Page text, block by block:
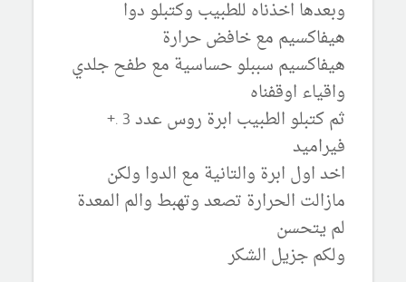
وبعدها اخذناه للطبيب وكتبلو دوا
هيفاكسيم مع خافض حرارة
هيفاكسيم سببلو حساسية مع طفح جلدي
واقياء اوقفناه
ثم كتبلو الطبيب ابرة روس عدد 3 .+
فيراميد
اخد اول ابرة والتانية مع الدوا ولكن
مازالت الحرارة تصعد وتهبط والم المعدة
لم يتحسن
ولكم جزيل الشكر